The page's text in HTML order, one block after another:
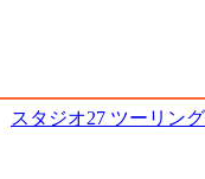
スタジオ27 ツーリン